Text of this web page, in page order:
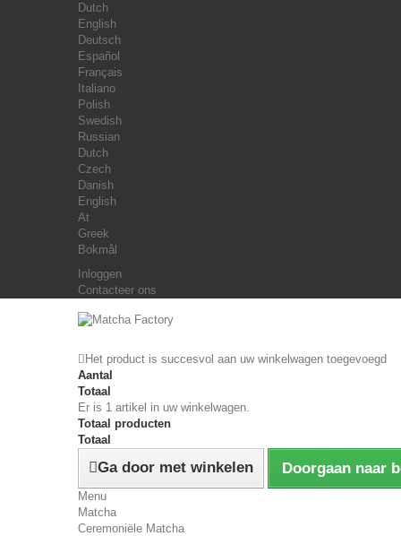
Dutch
English
Deutsch
Español
Français
Italiano
Polish
Swedish
Russian
Dutch
Czech
Danish
English
At
Greek
Bokmål
Inloggen
Contacteer ons
Het product is succesvol aan uw winkelwagen toegevoegd
Aantal
Totaal
Er is 1 artikel in uw winkelwagen.
Totaal producten
Totaal
Ga door met winkelen Doorgaan naar
Menu
Matcha
Ceremoniële Matcha